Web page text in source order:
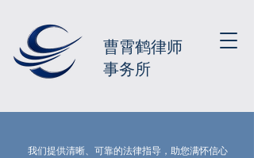
我们提供清晰、可靠的法律指导，助您满怀信心
曹霄鹤律师
事务所